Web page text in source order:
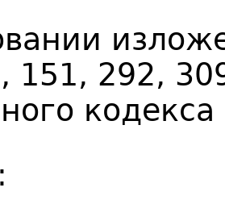
151, 292,